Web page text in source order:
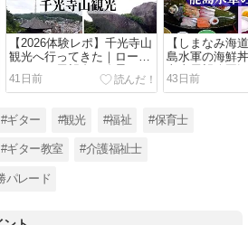
【2026体験レポ】千光寺山
観光へ行ってきた｜ロープ
ウェイ・展望台・絶景を紹
介
41日前
【しまなみ海
島水軍の海鮮
老山展望公園
すめ
43日前
#ギター #観光 #福祉 #保育士
#ギター教室 #介護福祉士
パレード